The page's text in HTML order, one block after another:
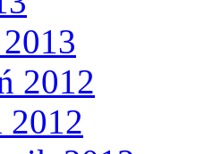
2012
2012